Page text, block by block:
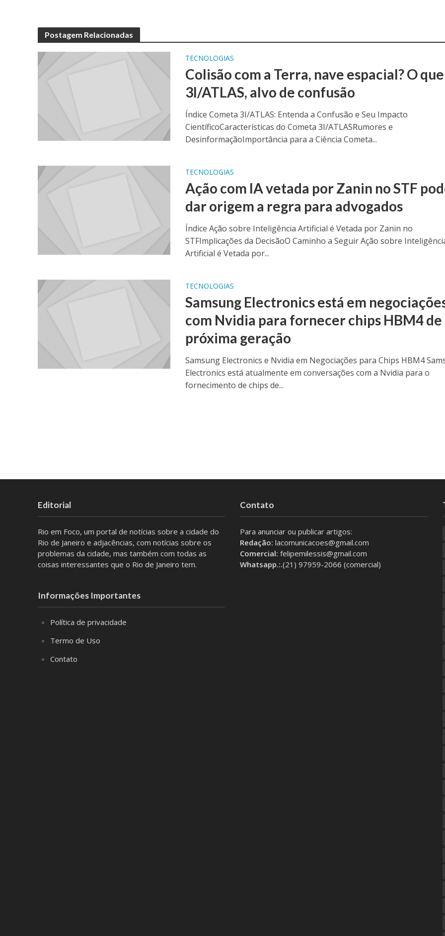
Postagem Relacionadas
TECNOLOGIAS
Colisão com a Terra, nave espacial? O
3I/ATLAS, alvo de confusão
Índice Cometa 3I/ATLAS: Entenda a Confusão e Seu Impacto
CientíficoCaracterísticas do Cometa 3I/ATLASRumores e
DesinformaçãoImportância para a Ciência Cometa...
TECNOLOGIAS
Ação com IA vetada por Zanin no STF
dar origem a regra para advogados
Índice Ação sobre Inteligência Artificial é Vetada por Zanin no
STFImplicações da DecisãoO Caminho a Seguir Ação sobre
Artificial é Vetada por...
TECNOLOGIAS
Samsung Electronics está em
com Nvidia para fornecer chips HBM4 de
próxima geração
Samsung Electronics e Nvidia em Negociações para Chips HBM4
Electronics está atualmente em conversações com a Nvidia para o
fornecimento de chips de...
Editorial
Rio em Foco, um portal de notícias sobre a cidade do
Rio de Janeiro e adjacências, com notícias sobre os
problemas da cidade, mas também com todas as
coisas interessantes que o Rio de Janeiro tem.
Informações Importantes
Política de privacidade
Termo de Uso
Contato
Contato
Para anunciar ou publicar artigos:
Redação: lacomunicacoes@gmail.com
Comercial: felipemilessis@gmail.com
Whatsapp.:.(21) 97959-2066 (comercial)